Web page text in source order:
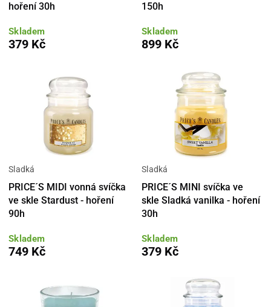
hoření 30h
Skladem
379 Kč
150h
Skladem
899 Kč
Sladká
PRICE´S MIDI vonná svíčka
ve skle Stardust - hoření
90h
Skladem
749 Kč
Sladká
PRICE´S MINI svíčka ve
skle Sladká vanilka - hoření
30h
Skladem
379 Kč